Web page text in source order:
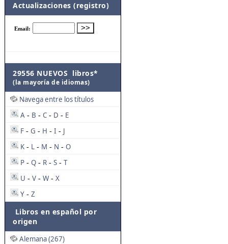
Actualizaciones (registro)
29556 NUEVOS libros*
(la mayoría de idiomas)
Navega entre los títulos
A - B - C - D - E
F - G - H - I - J
K - L - M - N - O
P - Q - R - S - T
U - V - W - X
Y - Z
Libros en español por
origen
Alemana (267)